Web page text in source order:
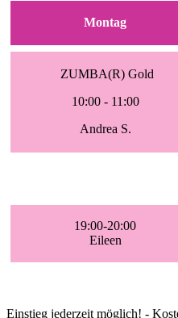
Montag
ZUMBA(R) Gold
10:00 - 11:00
Andrea S.
19:00-20:00
Eileen
Einstieg jederzeit möglich! -